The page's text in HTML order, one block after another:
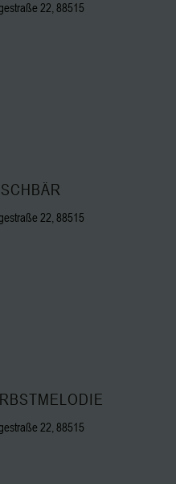
22, 88515
22, 88515
22, 88515